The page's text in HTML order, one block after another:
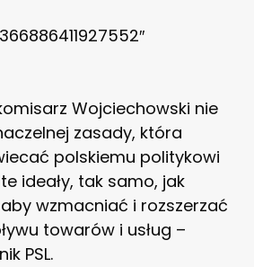
Wojciechowski nie
zasady, która
polskiemu politykowi
te ideały, tak samo, jak
aby wzmacniać i rozszerzać
towarów i usług –
PSL.